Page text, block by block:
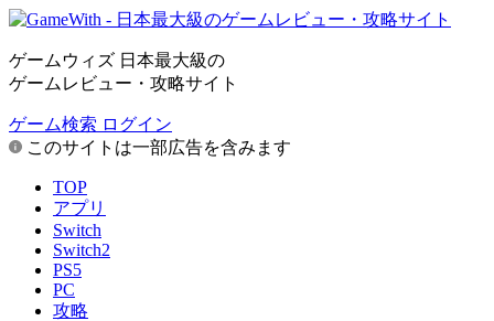
ゲームウィズ 日本最大級の
ゲームレビュー・攻略サイト
ゲーム検索 ログイン
このサイトは一部広告を含みます
TOP
アプリ
Switch
Switch2
PS5
PC
攻略